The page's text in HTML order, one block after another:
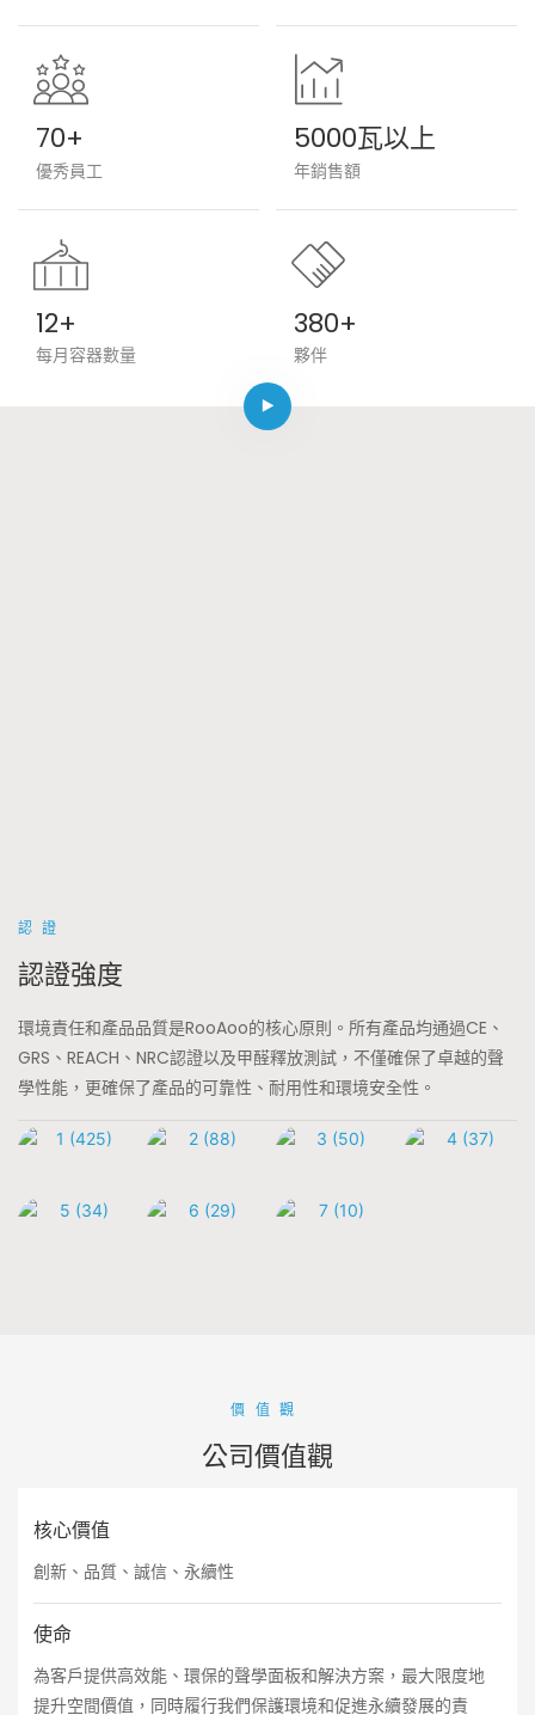
70+
優秀員工
5000瓦以上
年銷售額
12+
每月容器數量
380+
夥伴
認證
認證強度
環境責任和產品品質是RooAoo的核心原則。所有產品均通過CE、
GRS、REACH、NRC認證以及甲醛釋放測試，不僅確保了卓越的聲
學性能，更確保了產品的可靠性、耐用性和環境安全性。
價值觀
公司價值觀
核心價值
創新、品質、誠信、永續性
使命
為客戶提供高效能、環保的聲學面板和解決方案，最大限度地
提升空間價值，同時履行我們保護環境和促進永續發展的責